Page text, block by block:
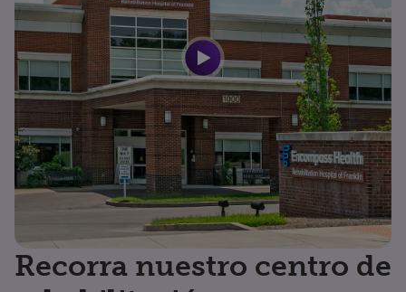
Recorra nuestro centro de